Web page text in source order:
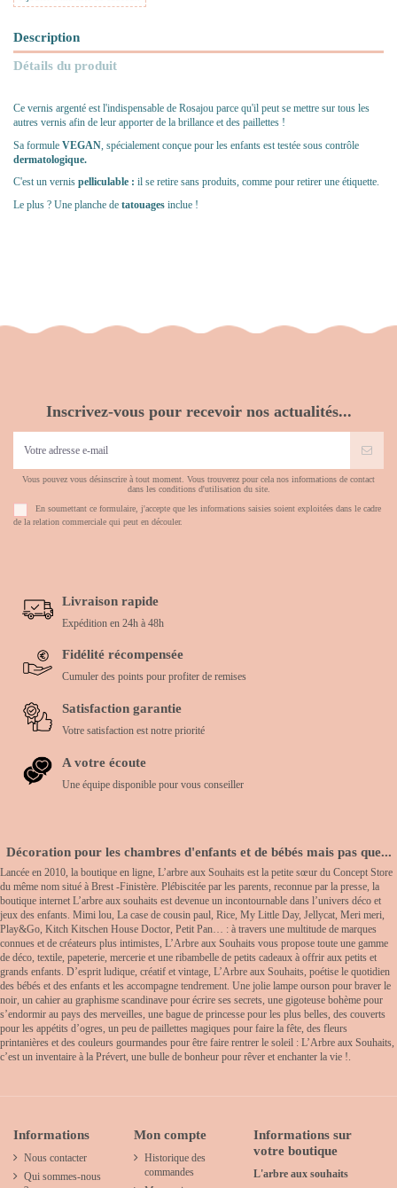
Description
Détails du produit
Ce vernis argenté est l'indispensable de Rosajou parce qu'il peut se mettre sur tous les
autres vernis afin de leur apporter de la brillance et des paillettes !
Sa formule VEGAN , spécialement conçue pour les enfants est testée sous contrôle
dermatologique.
C'est un vernis pelliculable : il se retire sans produits, comme pour retirer une étiquette.
Le plus ? Une planche de tatouages inclue !
Inscrivez-vous pour recevoir nos actualités...
Vous pouvez vous désinscrire à tout moment. Vous trouverez pour cela nos informations de contact
dans les conditions d'utilisation du site.
En soumettant ce formulaire, j'accepte que les informations saisies soient exploitées dans le cadre
de la relation commerciale qui peut en découler.
Livraison rapide
Expédition en 24h à 48h
Fidélité récompensée
Cumuler des points pour profiter de remises
Satisfaction garantie
Votre satisfaction est notre priorité
A votre écoute
Une équipe disponible pour vous conseiller
Décoration pour les chambres d'enfants et de bébés mais pas que...
Lancée en 2010, la boutique en ligne, L’arbre aux Souhaits est la petite sœur du Concept Store
du même nom situé à Brest -Finistère. Plébiscitée par les parents, reconnue par la presse, la
boutique internet L’arbre aux souhaits est devenue un incontournable dans l’univers déco et
jeux des enfants. Mimi lou, La case de cousin paul, Rice, My Little Day, Jellycat, Meri meri,
Play&Go, Kitch Kitschen House Doctor, Petit Pan… : à travers une multitude de marques
connues et de créateurs plus intimistes, L’Arbre aux Souhaits vous propose toute une gamme
de déco, textile, papeterie, mercerie et une ribambelle de petits cadeaux à offrir aux petits et
grands enfants. D’esprit ludique, créatif et vintage, L’Arbre aux Souhaits, poétise le quotidien
des bébés et des enfants et les accompagne tendrement. Une jolie lampe ourson pour braver le
noir, un cahier au graphisme scandinave pour écrire ses secrets, une gigoteuse bohème pour
s’endormir au pays des merveilles, une bague de princesse pour les plus belles, des couverts
pour les appétits d’ogres, un peu de paillettes magiques pour faire la fête, des fleurs
printanières et des couleurs gourmandes pour être faire rentrer le soleil : L’Arbre aux Souhaits,
c’est un inventaire à la Prévert, une bulle de bonheur pour rêver et enchanter la vie !.
Informations
Nous contacter
Qui sommes-nous
Mon compte
Historique des
commandes
Informations sur
votre boutique
L'arbre aux souhaits